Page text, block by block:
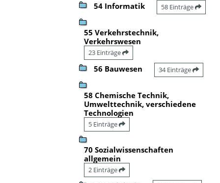
54 Informatik 58 Einträge
55 Verkehrstechnik,
Verkehrswesen
23 Einträge
56 Bauwesen 34 Einträge
58 Chemische Technik,
Umwelttechnik, verschiedene
Technologien
5 Einträge
70 Sozialwissenschaften
allgemein
2 Einträge